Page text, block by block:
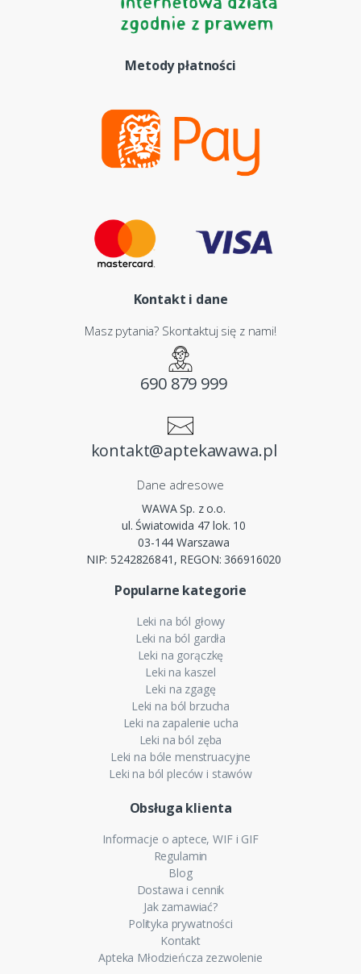
Metody płatności
Kontakt i dane
Masz pytania? Skontaktuj się z nami!
690 879 999
kontakt@aptekawawa.pl
Dane adresowe
WAWA Sp. z o.o.
ul. Światowida 47 lok. 10
03-144 Warszawa
NIP: 5242826841, REGON: 366916020
Popularne kategorie
Leki na ból głowy
Leki na ból gardła
Leki na gorączkę
Leki na kaszel
Leki na zgagę
Leki na ból brzucha
Leki na zapalenie ucha
Leki na ból zęba
Leki na bóle menstruacyjne
Leki na ból pleców i stawów
Obsługa klienta
Informacje o aptece, WIF i GIF
Regulamin
Blog
Dostawa i cennik
Jak zamawiać?
Polityka prywatności
Kontakt
Apteka Młodzieńcza zezwolenie